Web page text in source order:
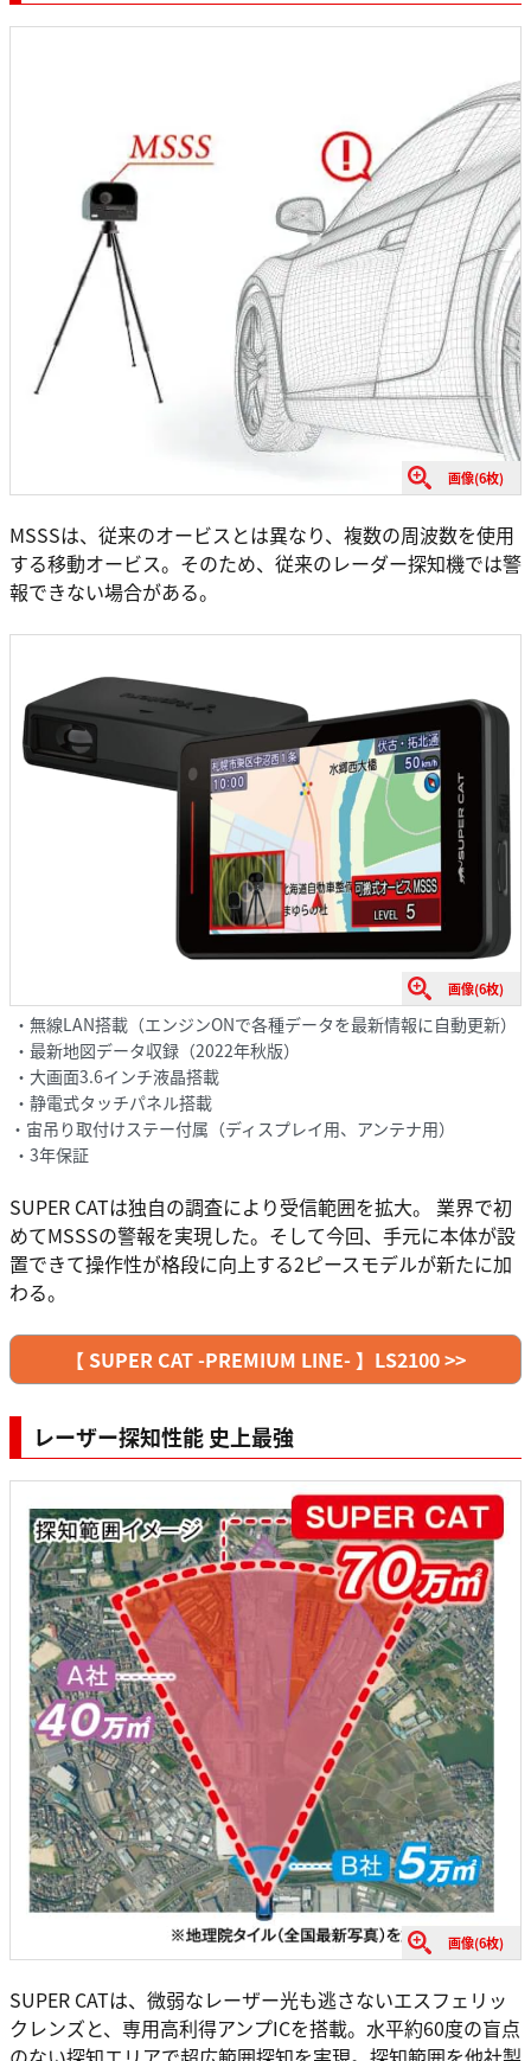
画像(6枚)
MSSSは、従来のオービスとは異なり、複数の周波数を使用
する移動オービス。そのため、従来のレーダー探知機では警
報できない場合がある。
画像(6枚)
・無線LAN搭載（エンジンONで各種データを最新情報に自動更新）
・最新地図データ収録（2022年秋版）
・大画面3.6インチ液晶搭載
・静電式タッチパネル搭載
・宙吊り取付けステー付属（ディスプレイ用、アンテナ用）
・3年保証
SUPER CATは独自の調査により受信範囲を拡大。 業界で初
めてMSSSの警報を実現した。そして今回、手元に本体が設
置できて操作性が格段に向上する2ピースモデルが新たに加
わる。
【 SUPER CAT -PREMIUM LINE- 】LS2100 >>
レーザー探知性能 史上最強
画像(6枚)
SUPER CATは、微弱なレーザー光も逃さないエスフェリッ
クレンズと、専用高利得アンプICを搭載。水平約60度の盲点